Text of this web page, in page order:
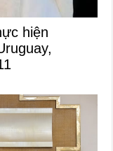
hiện